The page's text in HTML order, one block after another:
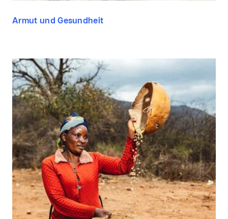
Armut und Gesundheit